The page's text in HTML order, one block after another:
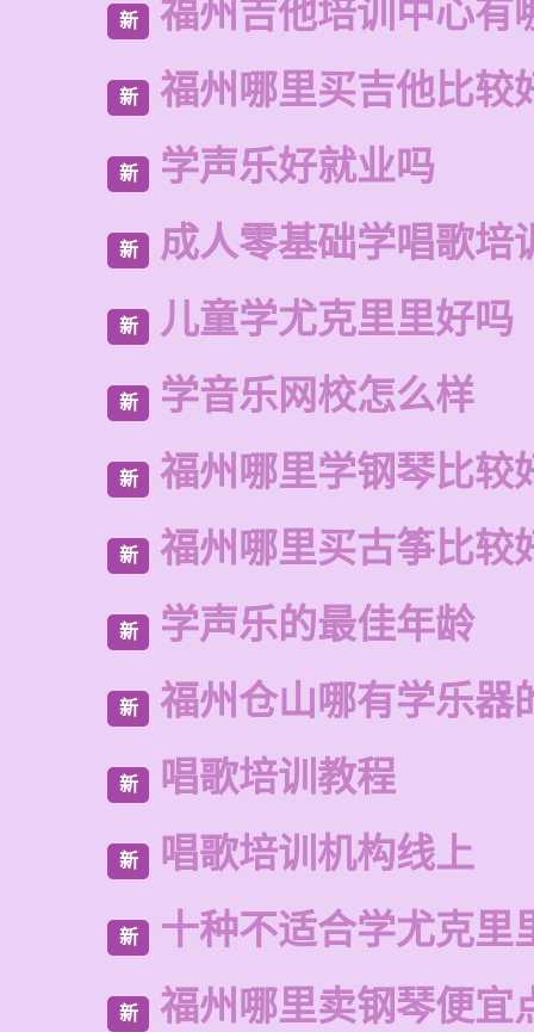
新 福州吉他培训中心有
新 福州哪里买吉他比较
新 学声乐好就业吗
新 成人零基础学唱歌培
新 儿童学尤克里里好吗
新 学音乐网校怎么样
新 福州哪里学钢琴比较
新 福州哪里买古筝比较
新 学声乐的最佳年龄
新 福州仓山哪有学乐器
新 唱歌培训教程
新 唱歌培训机构线上
新 十种不适合学尤克里
新 福州哪里卖钢琴便宜